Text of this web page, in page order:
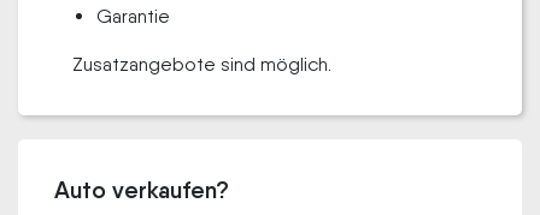
Garantie
Zusatzangebote sind möglich.
Auto verkaufen?